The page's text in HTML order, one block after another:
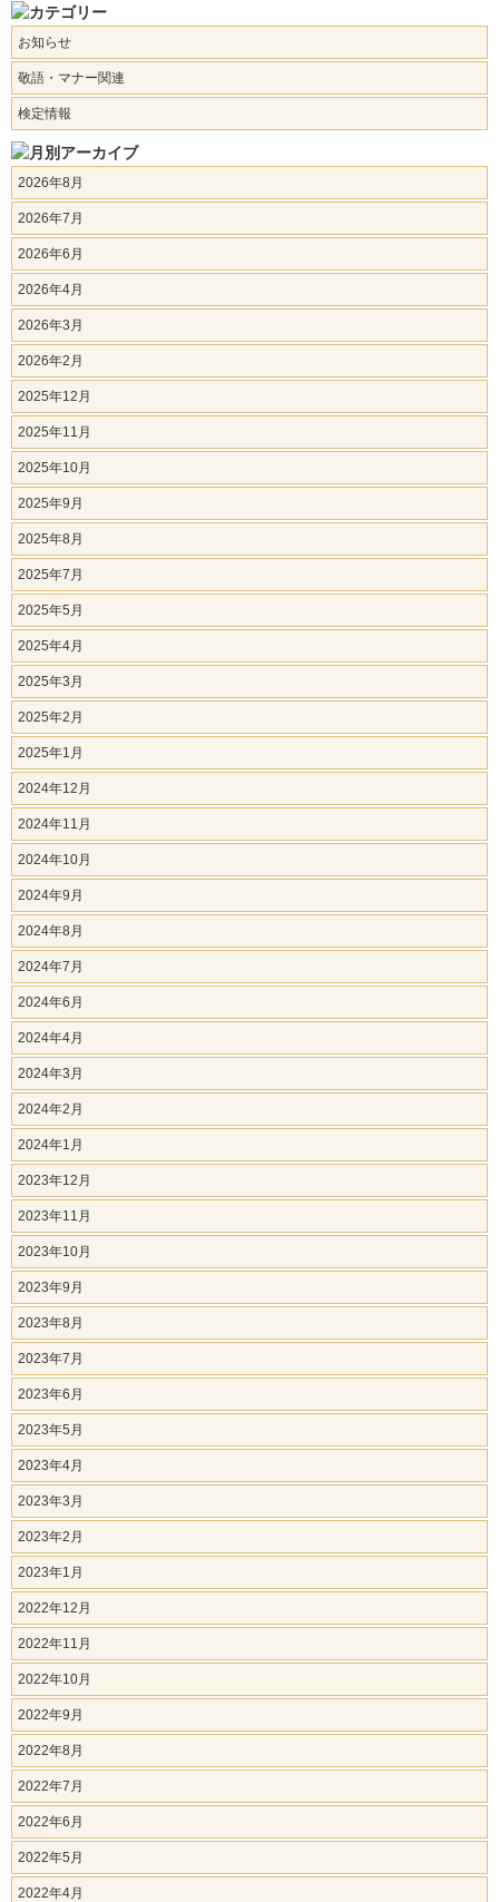
お知らせ
敬語・マナー関連
検定情報
2026年8月
2026年7月
2026年6月
2026年4月
2026年3月
2026年2月
2025年12月
2025年11月
2025年10月
2025年9月
2025年8月
2025年7月
2025年5月
2025年4月
2025年3月
2025年2月
2025年1月
2024年12月
2024年11月
2024年10月
2024年9月
2024年8月
2024年7月
2024年6月
2024年4月
2024年3月
2024年2月
2024年1月
2023年12月
2023年11月
2023年10月
2023年9月
2023年8月
2023年7月
2023年6月
2023年5月
2023年4月
2023年3月
2023年2月
2023年1月
2022年12月
2022年11月
2022年10月
2022年9月
2022年8月
2022年7月
2022年6月
2022年5月
2022年4月